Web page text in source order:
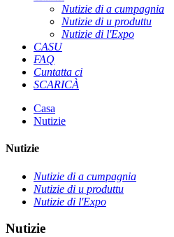
Nutizie di a cumpagnia
Nutizie di u produttu
Nutizie di l'Expo
CASU
FAQ
Cuntatta ci
SCARICÀ
Casa
Nutizie
Nutizie
Nutizie di a cumpagnia
Nutizie di u produttu
Nutizie di l'Expo
Nutizie